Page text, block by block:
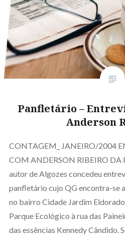
Panfletário –
Anderson
CONTAGEM_ JANEIRO/2004
COM ANDERSON RIBEIRO DA
autor de Algozes concedeu
panfletário cujo QG encontra-se
no bairro Cidade Jardim
Parque Ecológico à rua das
das essências Kennedy Cândido.